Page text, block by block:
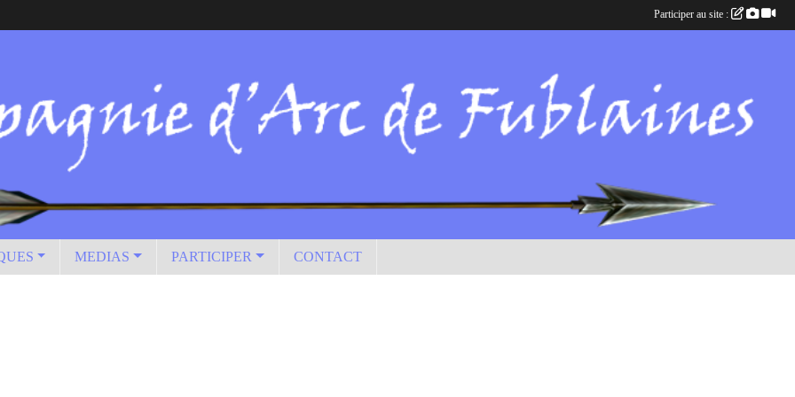
MEDIAS PARTICIPER CONTACT
Participer au site :